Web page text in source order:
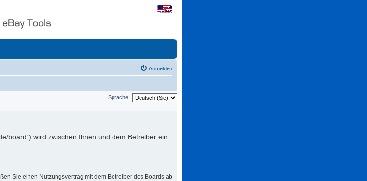
Anmelden
Sprache:
board“) wird zwischen Ihnen und dem Betreiber ein
Sie einen Nutzungsvertrag mit dem Betreiber des Boards ab